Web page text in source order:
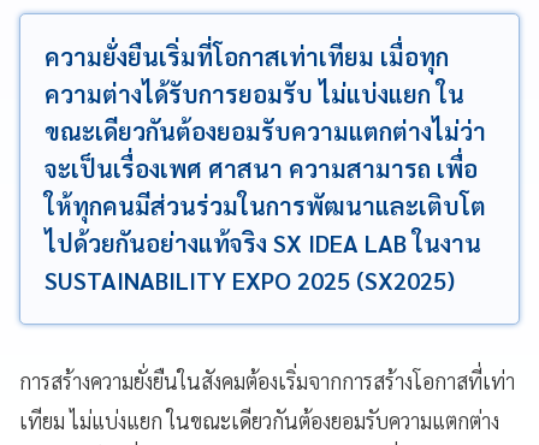
ความยั่งยืนเริ่มที่โอกาสเท่าเทียม เมื่อทุก
ความต่างได้รับการยอมรับ ไม่แบ่งแยก ใน
ขณะเดียวกันต้องยอมรับความแตกต่างไม่ว่า
จะเป็นเรื่องเพศ ศาสนา ความสามารถ เพื่อ
ให้ทุกคนมีส่วนร่วมในการพัฒนาและเติบโต
ไปด้วยกันอย่างแท้จริง SX IDEA LAB ในงาน
SUSTAINABILITY EXPO 2025 (SX2025)
การสร้างความยั่งยืนในสังคมต้องเริ่มจากการสร้างโอกาสที่เท่า
เทียม ไม่แบ่งแยก ในขณะเดียวกันต้องยอมรับความแตกต่าง